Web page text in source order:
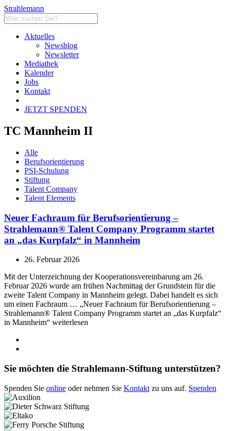
Strahlemann
Aktuelles
Newsblog
Newsletter
Mediathek
Kalender
Jobs
Kontakt
JETZT SPENDEN
TC Mannheim II
Alle
Berufsorientierung
PSI-Schulung
Stiftung
Talent Company
Talent Elements
Neuer Fachraum für Berufsorientierung –
Strahlemann® Talent Company Programm startet
an „das Kurpfalz“ in Mannheim
26. Februar 2026
Mit der Unterzeichnung der Kooperationsvereinbarung am 26.
Februar 2026 wurde am frühen Nachmittag der Grundstein für die
zweite Talent Company in Mannheim gelegt. Dabei handelt es sich
um einen Fachraum … „Neuer Fachraum für Berufsorientierung –
Strahlemann® Talent Company Programm startet an „das Kurpfalz“
in Mannheim“ weiterlesen
Sie möchten die Strahlemann-Stiftung unterstützen?
Spenden Sie online oder nehmen Sie Kontakt zu uns auf. Spenden